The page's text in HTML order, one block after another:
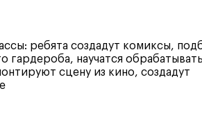
ребята создадут комиксы,
гардероба, научатся
сцену из кино, создадут